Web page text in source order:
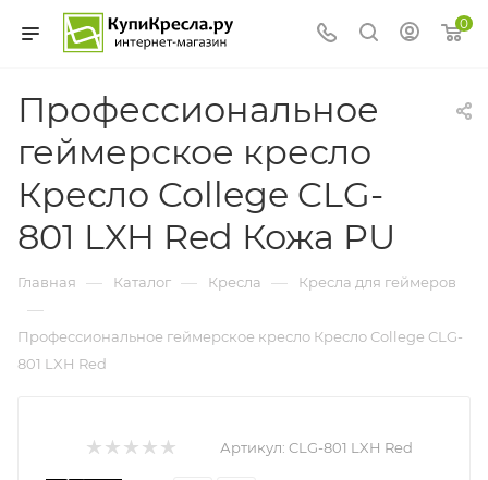
0
Профессиональное
геймерское кресло
Кресло College CLG-
801 LXH Red Кожа PU
Главная — Каталог — Кресла — Кресла для геймеров
—
Профессиональное геймерское кресло Кресло College CLG-
801 LXH Red
Артикул: CLG-801 LXH Red